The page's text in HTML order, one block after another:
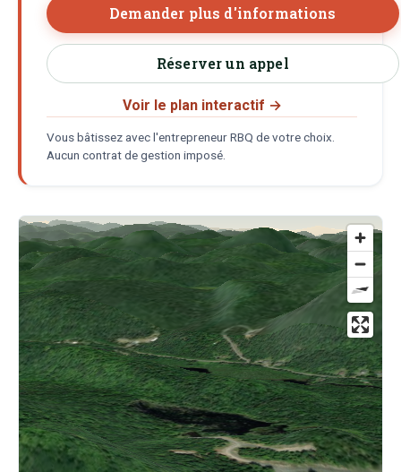
Demander plus d'informations
Réserver un appel
Voir le plan interactif →
Vous bâtissez avec l'entrepreneur RBQ de votre choix.
Aucun contrat de gestion imposé.
Localisation